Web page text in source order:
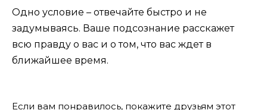
Одно условие – отвечайте быстро и не
задумываясь. Ваше подсознание расскажет
всю правду о вас и о том, что вас ждет в
ближайшее время.
Если вам понравилось, покажите друзьям этот